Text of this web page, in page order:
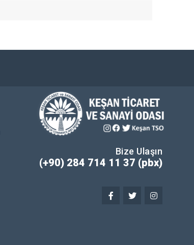
Bize Ulaşın
(+90) 284 714 11 37 (pbx)